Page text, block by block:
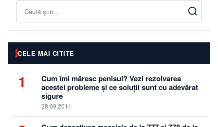
Caută
CELE MAI CITITE
1
Cum îmi măresc penisul? Vezi rezolvarea
acestei probleme și ce soluții sunt cu adevărat
sigure
28.09.2011